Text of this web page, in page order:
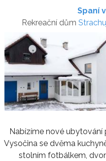
Spaní
Rekreační dům
Nabízíme nové ubytování
Vysočina se dvěma
stolním fotbálkem,